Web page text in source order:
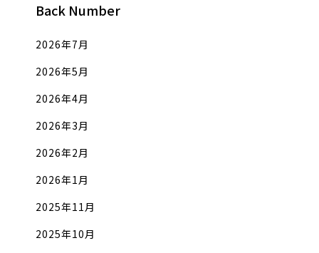
Back Number
2026年7月
2026年5月
2026年4月
2026年3月
2026年2月
2026年1月
2025年11月
2025年10月